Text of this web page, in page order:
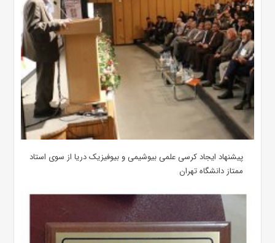
پیشنهاد ایجاد کرسی علمی بیوشیمی و بیوفیزیک دریا از سوی استاد
ممتاز دانشگاه تهران